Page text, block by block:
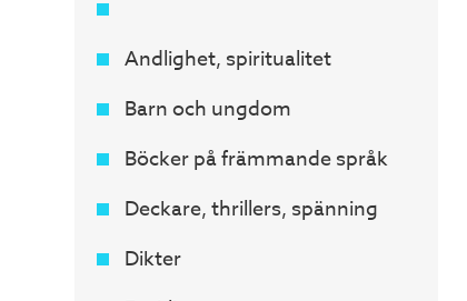
Andlighet, spiritualitet
Barn och ungdom
Böcker på främmande språk
Deckare, thrillers, spänning
Dikter